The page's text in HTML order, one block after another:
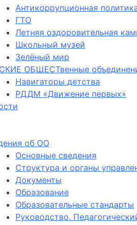
Антикоррупционная
ГТО
Летняя оздоровительная
Школьный музей
Зелёный мир
ОБЩЕСТвенные
Навигаторы детства
РДДМ «Движение первых»
об ОО
Основные сведения
Структура и органы
Документы
Образование
Образовательные стандарты
Руководство.